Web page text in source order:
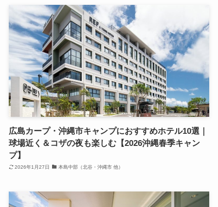
広島カープ・沖縄市キャンプにおすすめホテル10選｜
球場近く＆コザの夜も楽しむ【2026沖縄春季キャン
プ】
2026年1月27日 本島中部（北谷・沖縄市 他）